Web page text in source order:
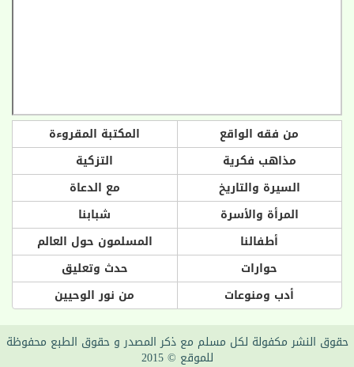
من فقه الواقع
المكتبة المقروءة
مذاهب فكرية
التزكية
السيرة والتاريخ
مع الدعاة
المرأة والأسرة
شبابنا
أطفالنا
المسلمون حول العالم
حوارات
حدث وتعليق
أدب ومنوعات
من نور الوحيين
حقوق النشر مكفولة لكل مسلم مع ذكر المصدر و حقوق الطبع محفوظة
للموقع © 2015